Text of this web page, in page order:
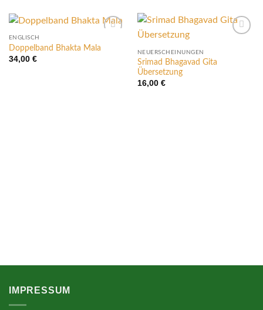
wishlist
ENGLISCH
Doppelband Bhakta Mala
34,00 €
NEUERSCHEINUNGEN
Srimad Bhagavad Gita
Übersetzung
16,00 €
IMPRESSUM